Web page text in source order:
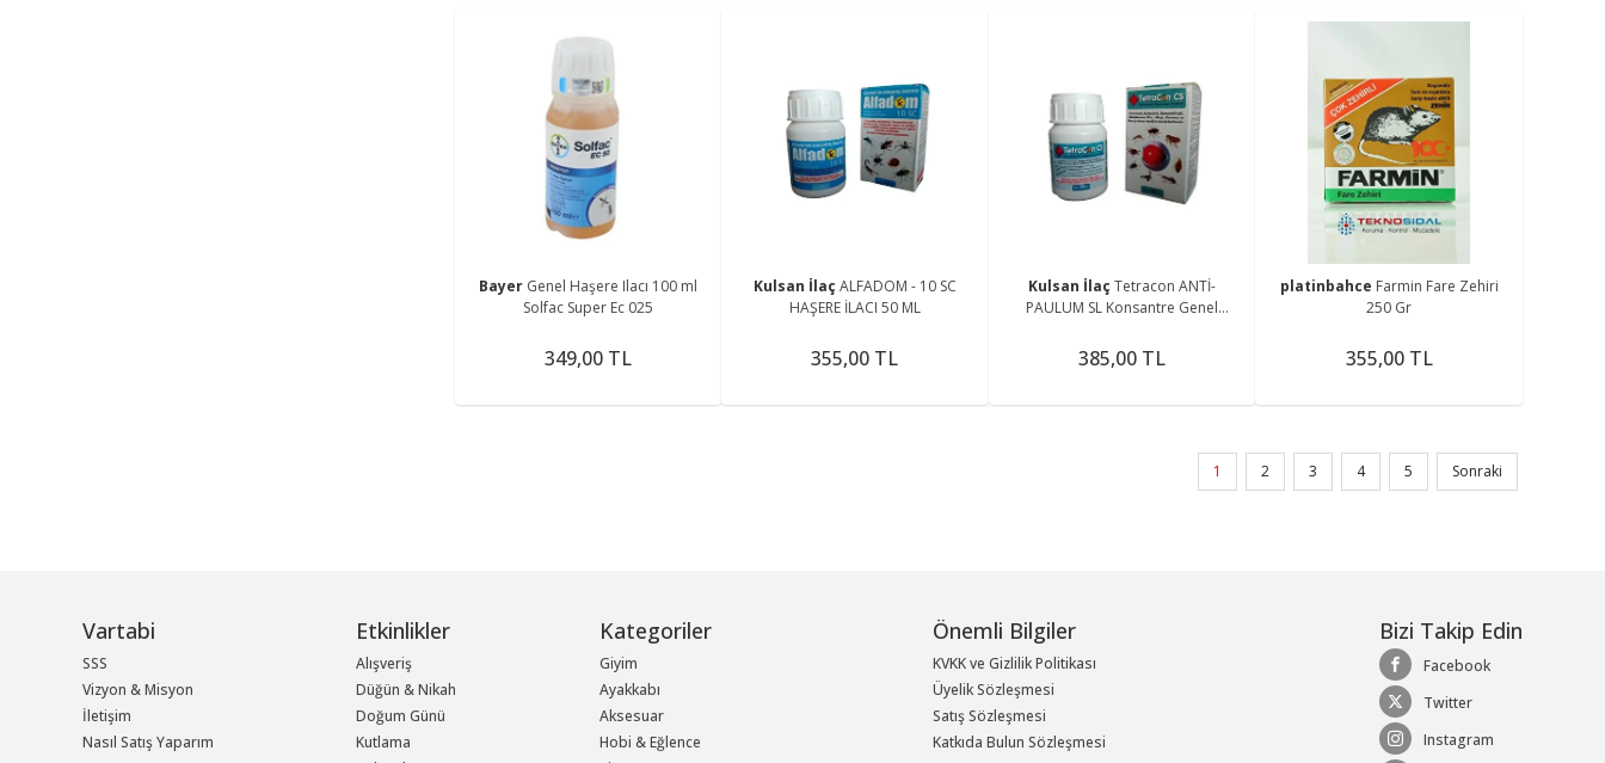
Bayer Genel Haşere Ilacı 100 ml
Solfac Super Ec 025
349,00 TL
Kulsan İlaç ALFADOM - 10 SC
HAŞERE İLACI 50 ML
355,00 TL
Kulsan İlaçTetracon ANTİ-
PAULUM SL Konsantre Genel
385,00 TL
platinbahce Farmin Fare Zehiri
250 Gr
355,00 TL
1 2 3 4 5 Sonraki
Vartabi
SSS
Vizyon & Misyon
İletişim
Nasıl Satış Yaparım
Etkinlikler
Alışveriş
Düğün & Nikah
Doğum Günü
Kutlama
Kategoriler
Giyim
Ayakkabı
Aksesuar
Hobi & Eğlence
Önemli Bilgiler
KVKK ve Gizlilik Politikası
Üyelik Sözleşmesi
Satış Sözleşmesi
Katkıda Bulun Sözleşmesi
Bizi Takip Edin
Facebook
Twitter
Instagram